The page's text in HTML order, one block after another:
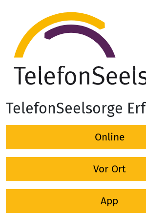
TelefonSeelsorge
Online
Vor Ort
App